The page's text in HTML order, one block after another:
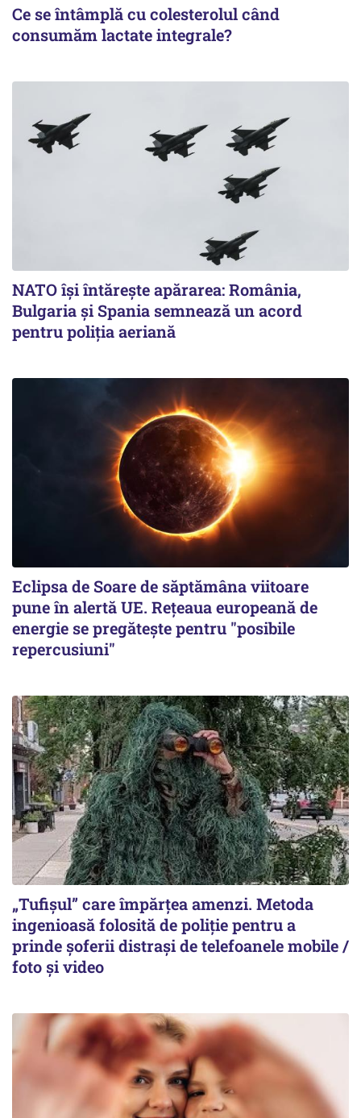
Ce se întâmplă cu colesterolul când
consumăm lactate integrale?
NATO își întărește apărarea: România,
Bulgaria și Spania semnează un acord
pentru poliția aeriană
Eclipsa de Soare de săptămâna viitoare
pune în alertă UE. Rețeaua europeană de
energie se pregătește pentru "posibile
repercusiuni"
„Tufișul” care împărțea amenzi. Metoda
ingenioasă folosită de poliție pentru a
prinde șoferii distrași de telefoanele mobile /
foto și video